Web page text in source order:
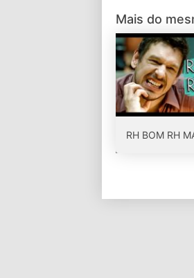
Mais do
RH BOM RH